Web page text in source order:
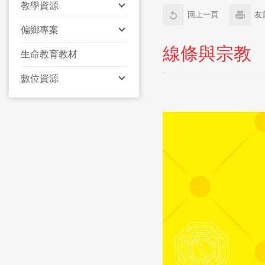
教學資源
偏鄉專案
生命教育教材
數位資源
回上一頁 友
線條與宗教